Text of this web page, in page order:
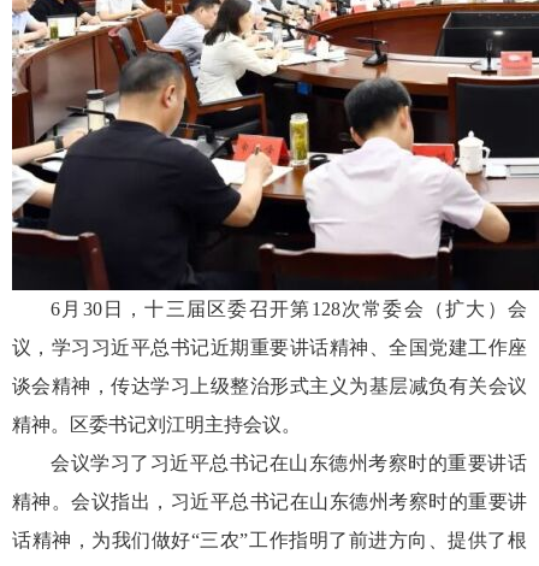
6月30日，十三届区委召开第128次常委会（扩大）会
议，学习习近平总书记近期重要讲话精神、全国党建工作座
谈会精神，传达学习上级整治形式主义为基层减负有关会议
精神。区委书记刘江明主持会议。
会议学习了习近平总书记在山东德州考察时的重要讲话
精神。会议指出，习近平总书记在山东德州考察时的重要讲
话精神，为我们做好“三农”工作指明了前进方向、提供了根